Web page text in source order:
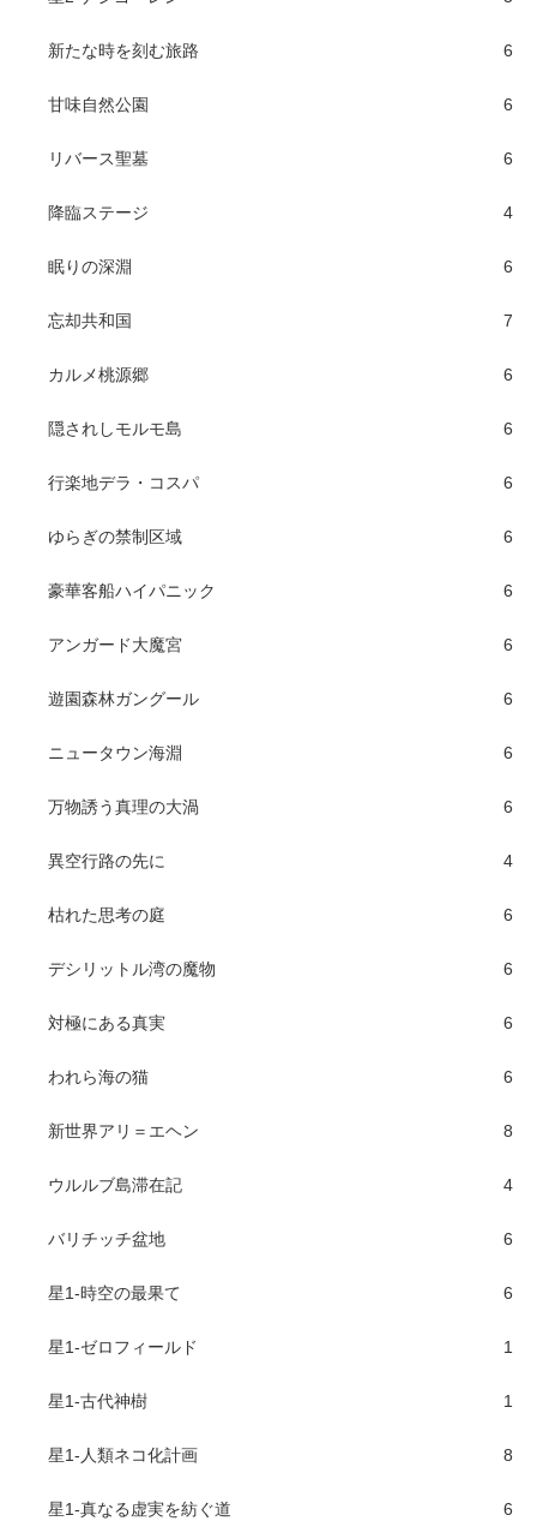
新たな時を刻む旅路 6
甘味自然公園 6
リバース聖墓 6
降臨ステージ 4
眠りの深淵 6
忘却共和国 7
カルメ桃源郷 6
隠されしモルモ島 6
行楽地デラ・コスパ 6
ゆらぎの禁制区域 6
豪華客船ハイパニック 6
アンガード大魔宮 6
遊園森林ガングール 6
ニュータウン海淵 6
万物誘う真理の大渦 6
異空行路の先に 4
枯れた思考の庭 6
デシリットル湾の魔物 6
対極にある真実 6
われら海の猫 6
新世界アリ＝エヘン 8
ウルルブ島滞在記 4
バリチッチ盆地 6
星1-時空の最果て 6
星1-ゼロフィールド 1
星1-古代神樹 1
星1-人類ネコ化計画 8
星1-真なる虚実を紡ぐ道 6